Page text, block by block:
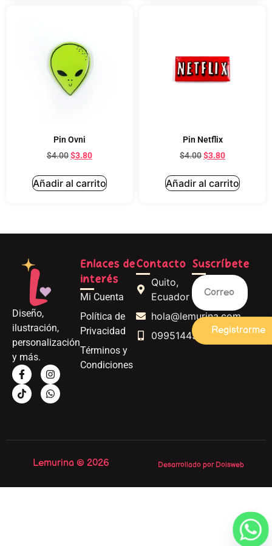
Pin Ovni
$4.00$3.80
Añadir al carrito
Pin Netflix
$4.00$3.80
Añadir al carrito
Diseño,
ilustración,
personalización
y más.
Enlaces de
interés
Mi Cuenta
Política de
Privacidad
Términos y
Condiciones
Contacto
Quito,
Ecuador
hola@lemurina.com
0995144562
Suscríbete
Registrarme
Lemurina © 2026 Desarrollado por Doisweb